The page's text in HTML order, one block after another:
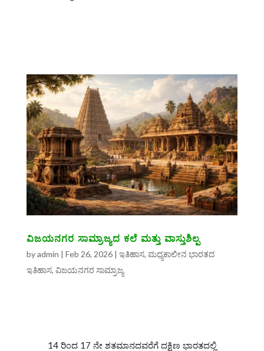
ವಿಜಯನಗರ ಸಾಮ್ರಾಜ್ಯದ ಕಲೆ ಮತ್ತು ವಾಸ್ತುಶಿಲ್ಪ
byadmin | Feb 26, 2026| ಇತಿಹಾಸ, ಮಧ್ಯಕಾಲೀನ ಭಾರತದ
ಇತಿಹಾಸ, ವಿಜಯನಗರ ಸಾಮ್ರಾಜ್ಯ
14 ರಿಂದ 17 ನೇ ಶತಮಾನದವರೆಗೆ ದಕ್ಷಿಣ ಭಾರತದಲ್ಲಿ